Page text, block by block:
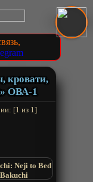
кровати,
ОВА-1
[1 из 1]
Neji to Bed